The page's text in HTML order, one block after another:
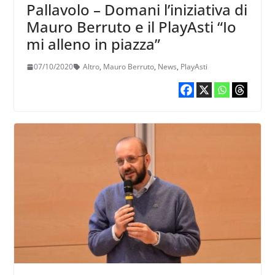
Pallavolo – Domani l’iniziativa di
Mauro Berruto e il PlayAsti “Io
mi alleno in piazza”
07/10/2020 Altro, Mauro Berruto, News, PlayAsti